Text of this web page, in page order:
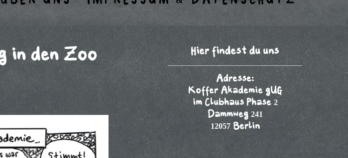
in den Zoo Hier findest du uns
Adresse:
Koffer Akademie gUG
im Clubhaus Phase 2
Dammweg 241
12057 Berlin